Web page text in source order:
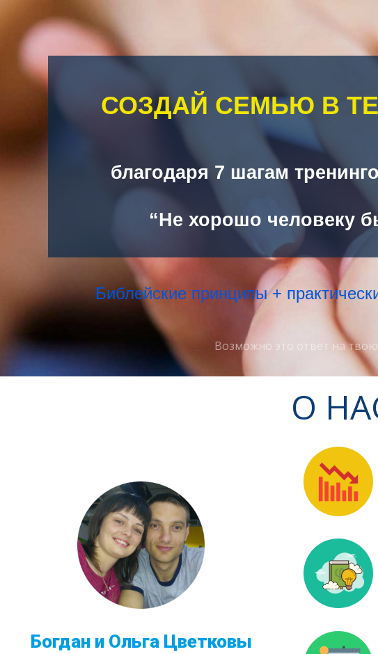
СОЗДАЙ СЕМЬЮ В
благодаря 7 шагам
“Не хорошо человеку
Библейские принципы +
Возможно это ответ на
О
Богдан и Ольга Цветковы